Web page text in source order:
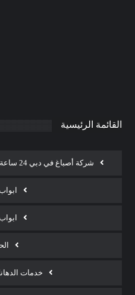
القائمة الرئيسية
شركة أصباغ في دبي 24 ساعة : خدمات احترافية لتجديد منزلك
خدمات